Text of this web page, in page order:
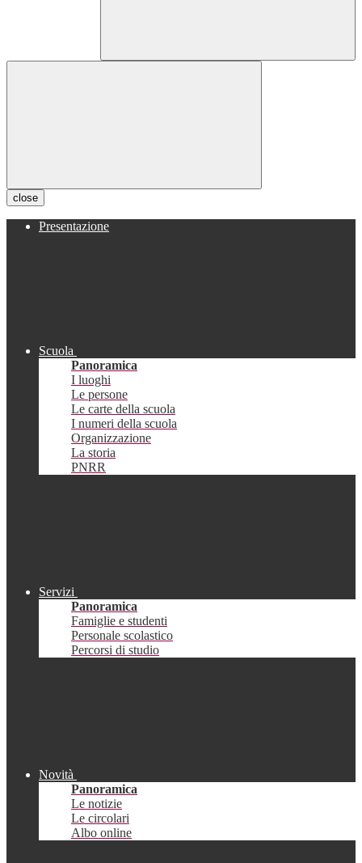
close
Presentazione
Scuola
Panoramica
I luoghi
Le persone
Le carte della scuola
I numeri della scuola
Organizzazione
La storia
PNRR
Servizi
Panoramica
Famiglie e studenti
Personale scolastico
Percorsi di studio
Novità
Panoramica
Le notizie
Le circolari
Albo online